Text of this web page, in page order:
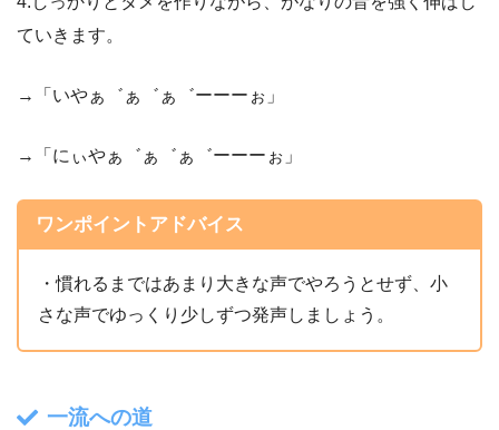
ていきます。
→「いやぁ゛ぁ゛ぁ゛ーーーぉ」
→「にぃやぁ゛ぁ゛ぁ゛ーーーぉ」
ワンポイントアドバイス
・慣れるまではあまり大きな声でやろうとせず、小
さな声でゆっくり少しずつ発声しましょう。
一流への道